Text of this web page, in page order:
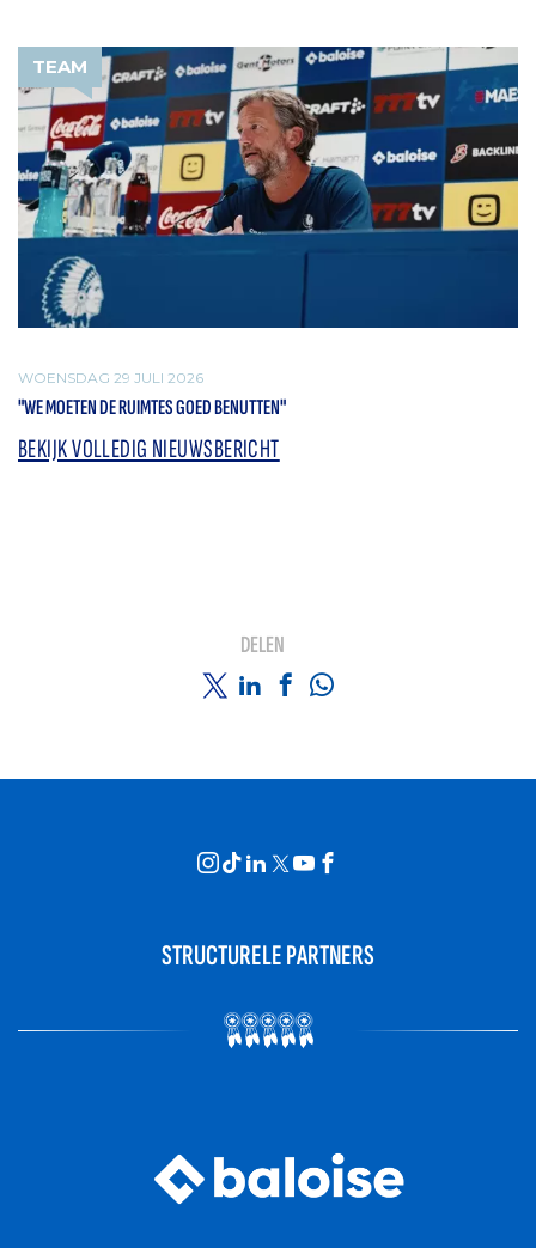
TEAM
WOENSDAG 29 JULI 2026
"WE MOETEN DE RUIMTES GOED BENUTTEN"
BEKIJK VOLLEDIG NIEUWSBERICHT
DELEN
STRUCTURELE PARTNERS